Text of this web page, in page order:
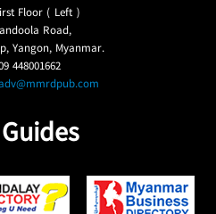
Floor ( Left )
Road,
Yangon, Myanmar.
448001662